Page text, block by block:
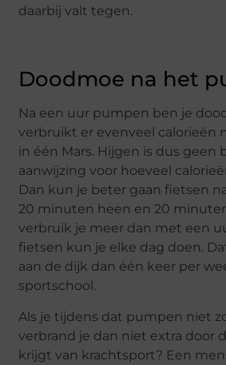
daarbij valt tegen.
Doodmoe na het
Na een uur pumpen ben je
verbruikt er evenveel calorieën
in één Mars. Hijgen is dus geen
aanwijzing voor hoeveel
Dan kun je beter gaan fietsen
20 minuten heen en 20
verbruik je meer dan met een
fietsen kun je elke dag doen.
aan de dijk dan één keer per
sportschool.
Als je tijdens dat pumpen niet
verbrand je dan niet extra door
krijgt van krachtsport? Een